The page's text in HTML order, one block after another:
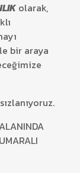
olarak,
bir araya